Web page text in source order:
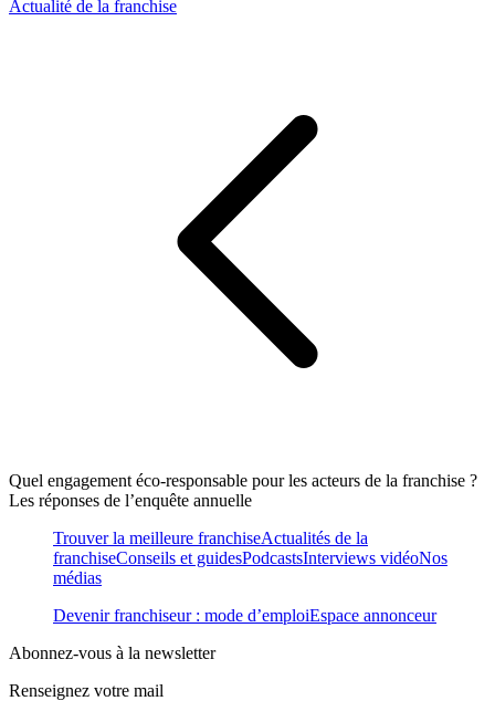
Actualité de la franchise
Quel engagement éco-responsable pour les acteurs de la franchise ?
Les réponses de l’enquête annuelle
Trouver la meilleure franchiseActualités de la
franchiseConseils et guidesPodcastsInterviews vidéoNos
médias
Devenir franchiseur : mode d’emploiEspace annonceur
Abonnez-vous à la newsletter
Renseignez votre mail